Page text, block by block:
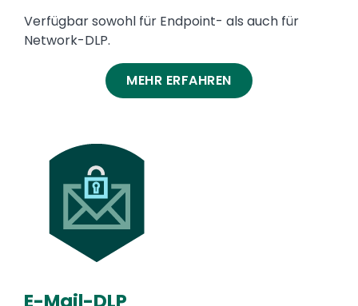
Verfügbar sowohl für Endpoint- als auch für
Network-DLP.
MEHR ERFAHREN
Media
Image
Text